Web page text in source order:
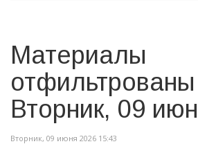
Материалы
Вторник, 09
Вторник, 09 июня 2026 15:43